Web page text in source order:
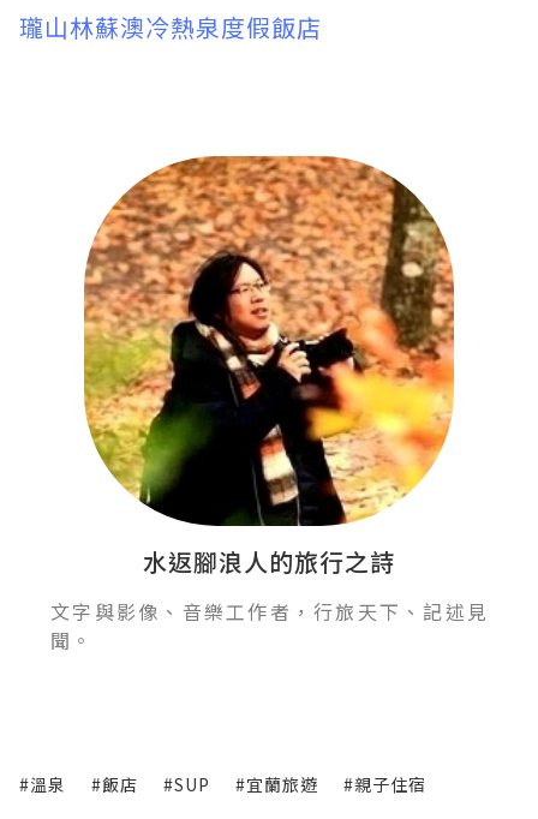
瓏山林蘇澳冷熱泉度假飯店
水返腳浪人的旅行之詩
文字與影像、音樂工作者，行旅天下、記述見
聞。
#溫泉 #飯店 #SUP #宜蘭旅遊 #親子住宿